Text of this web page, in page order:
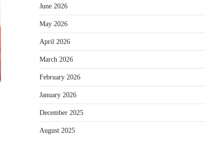
June 2026
May 2026
April 2026
March 2026
February 2026
January 2026
December 2025
August 2025